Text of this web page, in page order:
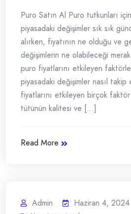
Puro Satın Al Puro tutkunları
piyasadaki değişimler sık sık
alırken, fiyatının ne olduğu ve
değişimlerin ne olabileceği
puro fiyatlarını etkileyen
piyasadaki değişimler nasıl takip
fiyatlarını etkileyen birçok
tütünün kalitesi ve [...]
Read More
Admin
Haziran 4, 2024